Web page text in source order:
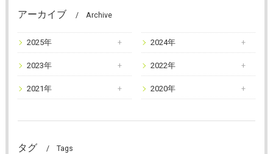
アーカイブ Archive
2025年 2024年
2023年 2022年
2021年 2020年
タグ Tags